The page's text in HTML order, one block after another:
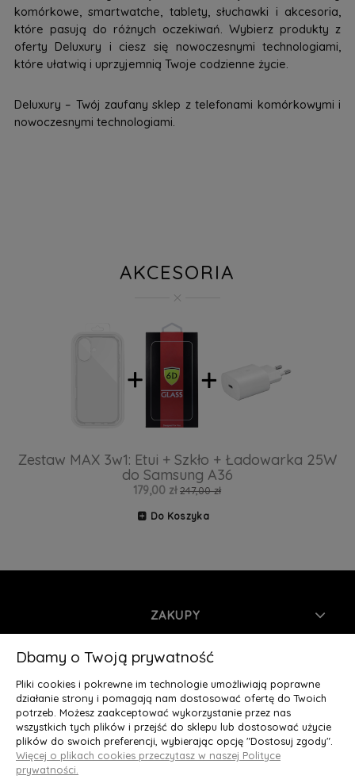
komórkowe, smartwatche, tablety, słuchawki i akcesoria,
które pasują do różnych oczekiwań. Wybierz produkty z
oferty Deluxury i ciesz się nowoczesnymi technologiami,
które ułatwią i uprzyjemnią Twoje codzienne życie.
Deluxury – Twój zaufany sklep z telefonami komórkowymi i
nowoczesnymi technologiami.
AKCESORIA
Zestaw MAX 3w1: Etui + Szkło + Ładowarka 25W
do Samsung A36
179,00 zł 247,00 zł
Do Koszyka
ZAKUPY
INFORMACJE
MOJE KONTO
O NAS
Deluxury.pl
Dbamy o Twoją prywatność
Pliki cookies i pokrewne im technologie umożliwiają poprawne
działanie strony i pomagają nam dostosować ofertę do Twoich
potrzeb. Możesz zaakceptować wykorzystanie przez nas
wszystkich tych plików i przejść do sklepu lub dostosować użycie
plików do swoich preferencji, wybierając opcję "Dostosuj zgody".
Więcej o plikach cookies przeczytasz w naszej Polityce
prywatności.